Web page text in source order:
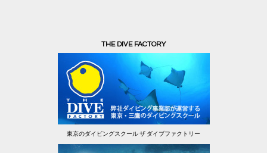
THE DIVE FACTORY
東京のダイビングスクール ザ ダイブファクトリー